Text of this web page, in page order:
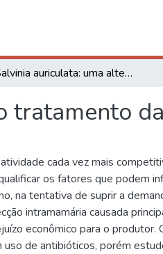
Salvinia auriculata: uma alternativa para o tratamento da mastite bovina
tratamento
cada vez mais
os fatores que podem
na tentativa de suprir a
intramamária causada
econômico para o produtor.
de antibióticos, porém